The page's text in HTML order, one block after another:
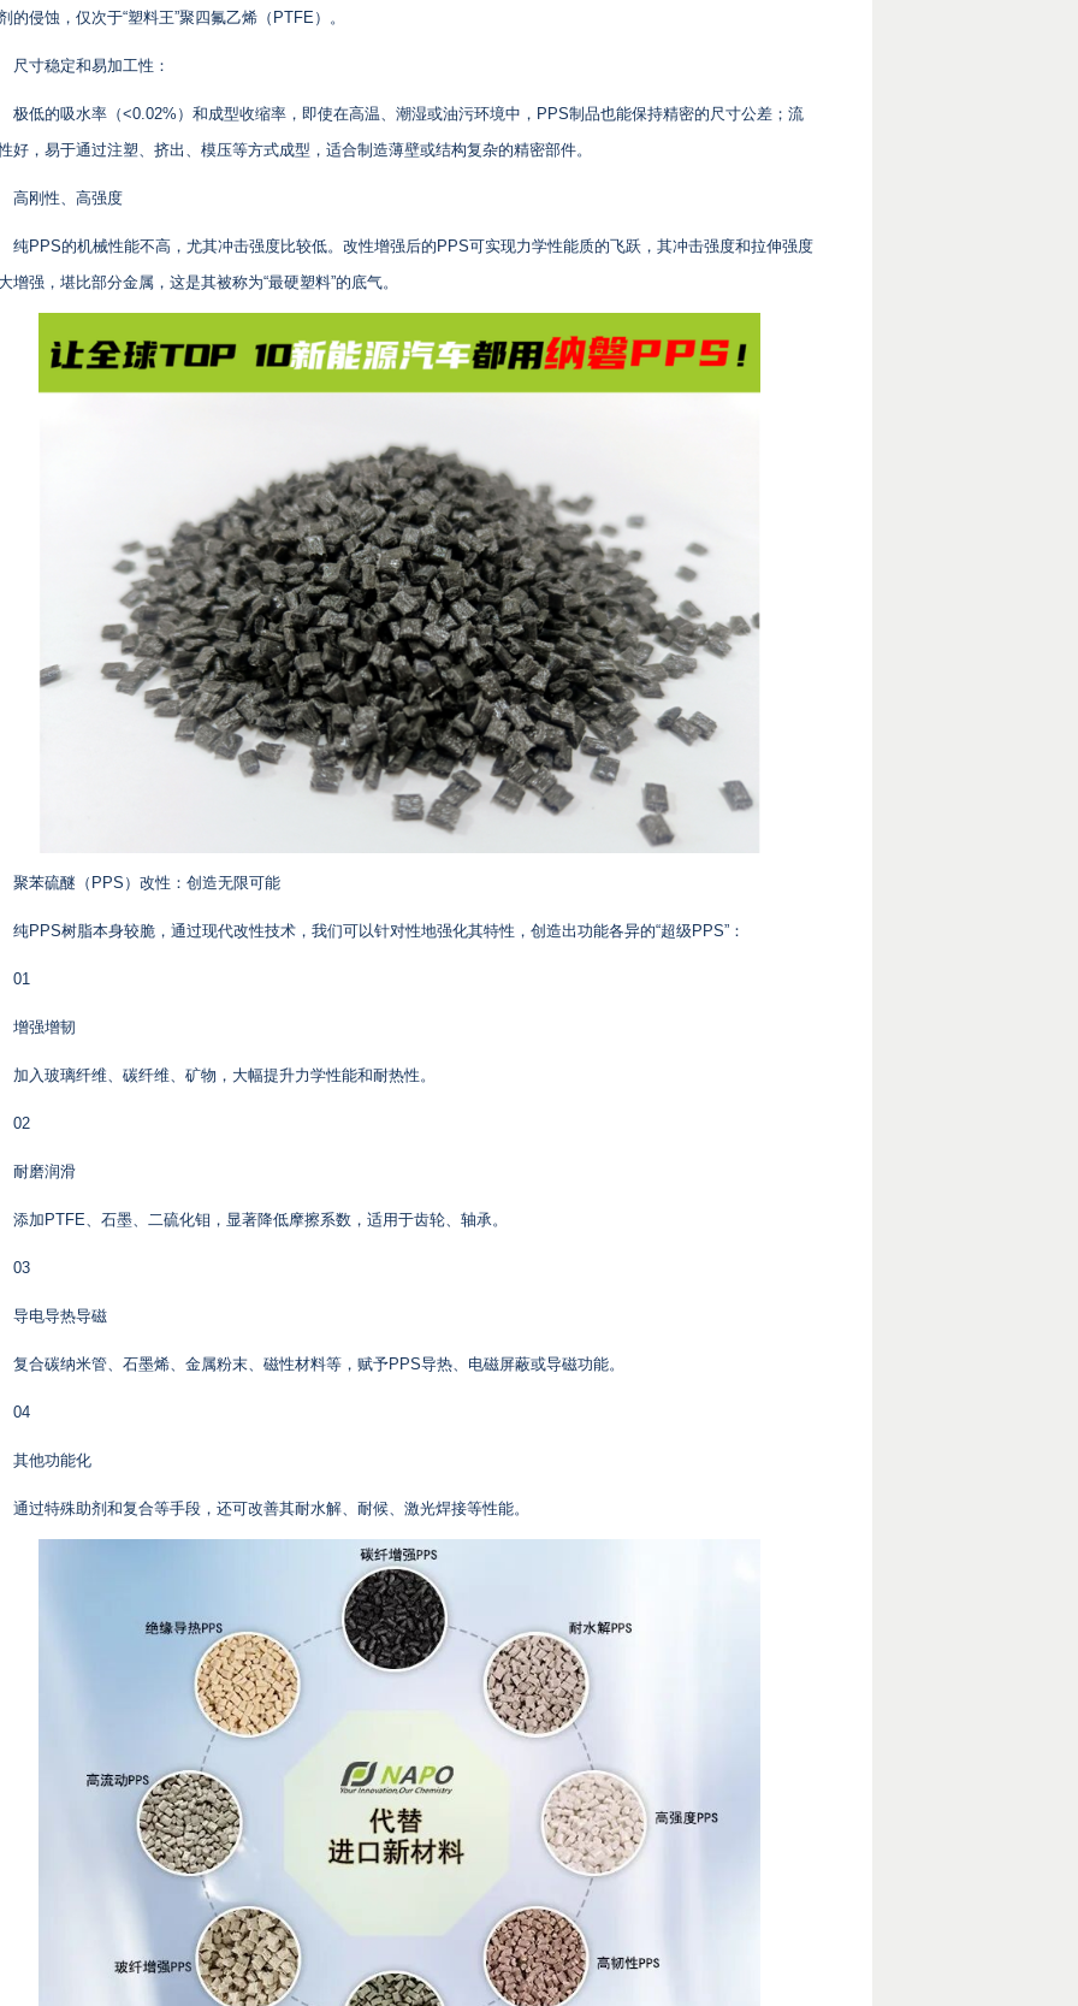
的侵蚀，仅次于“塑料王”聚四氟乙烯（PTFE）。
尺寸稳定和易加工性：
极低的吸水率（<0.02%）和成型收缩率，即使在高温、潮湿或油污环境中，PPS制品也能保持精密的尺寸公差；流
好，易于通过注塑、挤出、模压等方式成型，适合制造薄壁或结构复杂的精密部件。
高刚性、高强度
纯PPS的机械性能不高，尤其冲击强度比较低。改性增强后的PPS可实现力学性能质的飞跃，其冲击强度和拉伸强度
增强，堪比部分金属，这是其被称为“最硬塑料”的底气。
聚苯硫醚（PPS）改性：创造无限可能
纯PPS树脂本身较脆，通过现代改性技术，我们可以针对性地强化其特性，创造出功能各异的“超级PPS”：
01
增强增韧
加入玻璃纤维、碳纤维、矿物，大幅提升力学性能和耐热性。
02
耐磨润滑
添加PTFE、石墨、二硫化钼，显著降低摩擦系数，适用于齿轮、轴承。
03
导电导热导磁
复合碳纳米管、石墨烯、金属粉末、磁性材料等，赋予PPS导热、电磁屏蔽或导磁功能。
04
其他功能化
通过特殊助剂和复合等手段，还可改善其耐水解、耐候、激光焊接等性能。